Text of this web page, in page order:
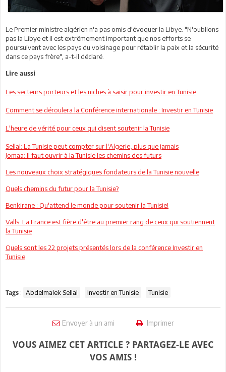
Le Premier ministre algérien n'a pas omis d'évoquer la Libye. "N'oublions
pas la Libye et il est extrêmement important que nos efforts se
poursuivent avec les pays du voisinage pour rétablir la paix et la sécurité
dans ce pays frère", a-t-il déclaré.
Lire aussi
Les secteurs porteurs et les niches à saisir pour investir en Tunisie
Comment se déroulera la Conférence internationale : Investir en Tunisie
L'heure de vérité pour ceux qui disent soutenir la Tunisie
Sellal: La Tunisie peut compter sur l'Algerie, plus que jamais
Jomaa: Il faut ouvrir à la Tunisie les chemins des futurs
Les nouveaux choix stratégiques fondateurs de la Tunisie nouvelle
Quels chemins du futur pour la Tunisie?
Benkirane : Qu'attend le monde pour soutenir la Tunisie!
Valls: La France est fière d'être au premier rang de ceux qui soutiennent
la Tunisie
Quels sont les 22 projets présentés lors de la conférence Investir en
Tunisie
Tags : Abdelmalek Sellal Investir en Tunisie Tunisie
Envoyer à un ami Imprimer
VOUS AIMEZ CET ARTICLE ? PARTAGEZ-LE AVEC
VOS AMIS !